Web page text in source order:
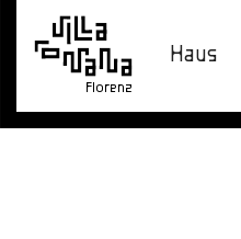
Florenz
Haus